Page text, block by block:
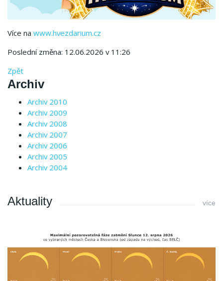
Více na www.hvezdarium.cz
Poslední změna: 12.06.2026 v 11:26
Zpět
Archiv
Archiv 2010
Archiv 2009
Archiv 2008
Archiv 2007
Archiv 2006
Archiv 2005
Archiv 2004
Aktuality více